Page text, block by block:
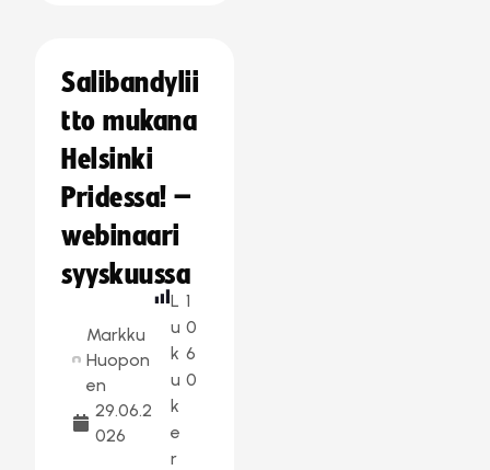
Salibandylii
tto mukana
Helsinki
Pridessa! –
webinaari
syyskuussa
Markku
Huopon
en
29.06.2
026
L
u
k
u
k
e
r
1
0
6
0